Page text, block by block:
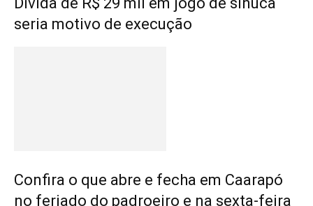
seria motivo de execução
Confira o que abre e fecha em Caarapó
no feriado do padroeiro e na sexta-feira